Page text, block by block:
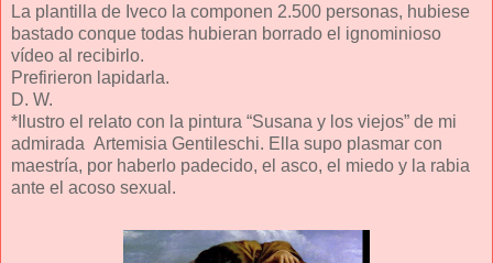
La plantilla de Iveco la componen 2.500 personas, hubiese
bastado conque todas hubieran borrado el ignominioso
vídeo al recibirlo.
Prefirieron lapidarla.
D. W.
*Ilustro el relato con la pintura “Susana y los viejos” de mi
admirada Artemisia Gentileschi. Ella supo plasmar con
maestría, por haberlo padecido, el asco, el miedo y la rabia
ante el acoso sexual.